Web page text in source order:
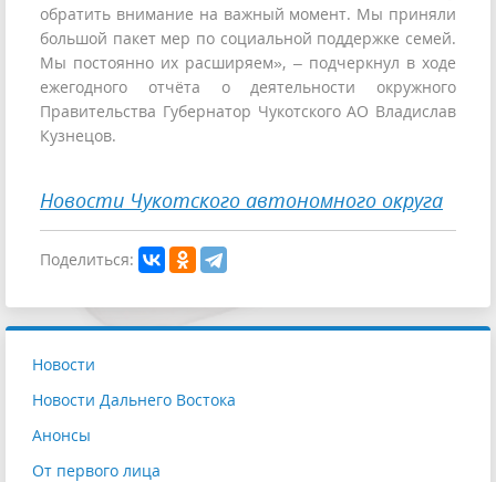
обратить внимание на важный момент. Мы приняли
большой пакет мер по социальной поддержке семей.
Мы постоянно их расширяем», – подчеркнул в ходе
ежегодного отчёта о деятельности окружного
Правительства Губернатор Чукотского АО Владислав
Кузнецов.
Новости Чукотского автономного округа
Поделиться:
Новости
Новости Дальнего Востока
Анонсы
От первого лица